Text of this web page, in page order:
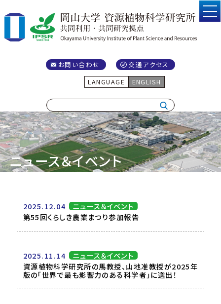
お問い合わせ
交通アクセス
LANGUAGE
ENGLISH
ニュース＆イベント
2025.12.04
ニュース＆イベント
第55回くらしき農業まつり参加報告
2025.11.14
ニュース＆イベント
資源植物科学研究所の馬教授、山地准教授が2025年
版の「世界で最も影響力のある科学者」に選出！